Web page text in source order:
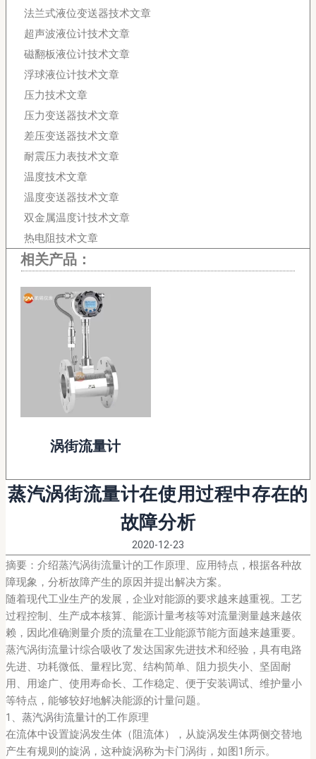
法兰式液位变送器技术文章
超声波液位计技术文章
磁翻板液位计技术文章
浮球液位计技术文章
压力技术文章
压力变送器技术文章
差压变送器技术文章
耐震压力表技术文章
温度技术文章
温度变送器技术文章
双金属温度计技术文章
热电阻技术文章
相关产品：
涡街流量计
蒸汽涡街流量计在使用过程中存在的
故障分析
2020-12-23
摘要：介绍蒸汽涡街流量计的工作原理、应用特点，根据各种故
障现象，分析故障产生的原因并提出解决方案。
随着现代工业生产的发展，企业对能源的要求越来越重视。工艺
过程控制、生产成本核算、能源计量考核等对流量测量越来越依
赖，因此准确测量介质的流量在工业能源节能方面越来越重要。
蒸汽涡街流量计综合吸收了发达国家先进技术和经验，具有电路
先进、功耗微低、量程比宽、结构简单、阻力损失小、坚固耐
用、用途广、使用寿命长、工作稳定、便于安装调试、维护量小
等特点，能够较好地解决能源的计量问题。
1、 蒸汽涡街流量计的工作原理
在流体中设置旋涡发生体（阻流体），从旋涡发生体两侧交替地
产生有规则的旋涡，这种旋涡称为卡门涡街，如图1所示。